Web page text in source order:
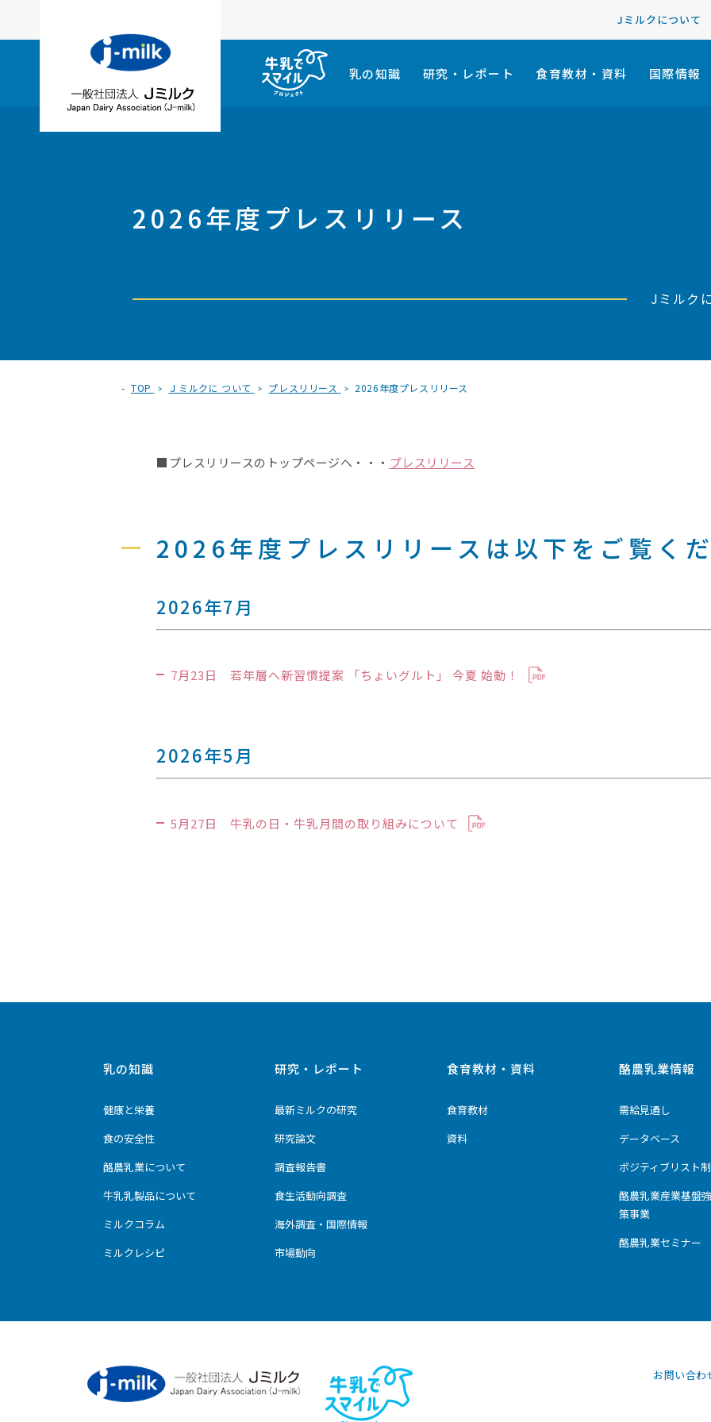
Jミルクについて
乳の知識 研究・レポート 食育教材・資料 国際情報
2026年度プレスリリース
Jミルク
TOP Ｊミルクに ついて プレスリリース 2026年度プレスリリース
■プレスリリースのトップページへ・・・ プレスリリース
2026年度プレスリリースは以下をご覧く
2026年7月
7月23日 若年層へ新習慣提案 「ちょいグルト」 今夏 始動！
2026年5月
5月27日 牛乳の日・牛乳月間の取り組みについて
乳の知識
健康と栄養
食の安全性
酪農乳業について
牛乳乳製品について
ミルクコラム
ミルクレシピ
研究・レポート
最新ミルクの研究
研究論文
調査報告書
食生活動向調査
海外調査・国際情報
市場動向
食育教材・資料
食育教材
資料
酪農乳業情報
需給見通し
データベース
ポジティブリスト
酪農乳業産業基盤
策事業
酪農乳業セミナー
お問い合わ